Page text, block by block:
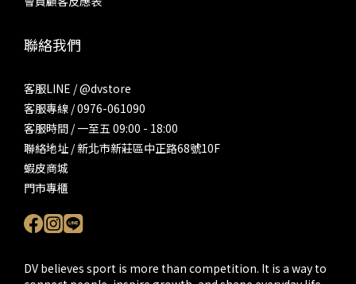
聯絡我們
客服LINE / @dvstore
客服專線 / 0976-061090
客服時間 / 一至五 09:00 - 18:00
聯絡地址 / 新北市新莊區中正路68號10F
蝦皮商城
門市專櫃
DV believes sport is more than competition. It is a way to